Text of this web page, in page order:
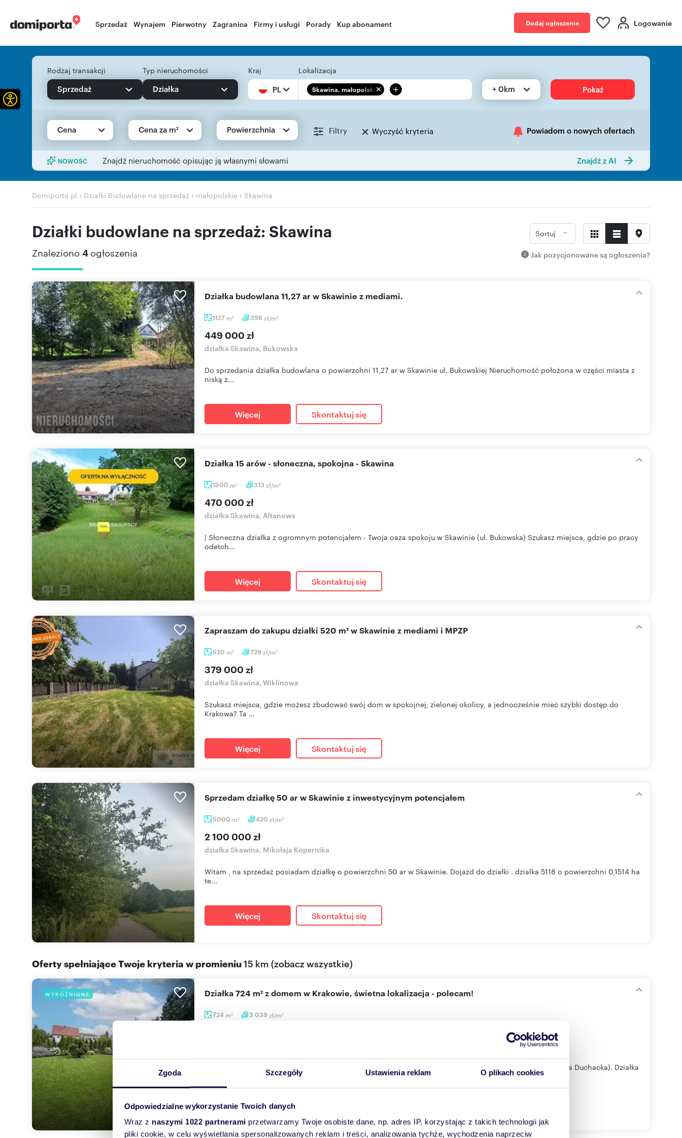
Zgoda Szczegóły Ustawienia reklam O plikach cookies
Odpowiedzialne wykorzystanie Twoich danych
Wraz z naszymi 1022 partnerami przetwarzamy Twoje osobiste dane, np. adres IP, korzystając z takich technologii jak
pliki cookie, w celu wyświetlania spersonalizowanych reklam i treści, analizowania tychże, wychodzenia naprzeciw
Sprzedaż Wynajem Pierwotny Zagranica Firmy i usługi Porady Kup abonament Dodaj ogłoszenie Logowanie
Rodzaj transakcji
Sprzedaż
Typ nieruchomości
Działka
Kraj
PL
Lokalizacja
Skawina, małopolskie + + 0km Pokaż
Cena Cena za m² Powierzchnia Filtry Wyczyść kryteria Powiadom o nowych ofertach
NOWOŚĆ Znajdź nieruchomość opisując ją własnymi słowami Znajdź z AI
Domiporta.pl › Działki Budowlane na sprzedaż › małopolskie › Skawina
Działki budowlane na sprzedaż: Skawina
Znaleziono 4 ogłoszenia
Sortuj
Jak pozycjonowane są ogłoszenia?
1127 m2 398 zł/m2
Działka budowlana 11,27 ar w Skawinie z mediami.
449 000 zł
działka Skawina, Bukowska
Do sprzedania działka budowlana o powierzchni 11,27 ar w Skawinie ul. Bukowskiej Nieruchomość położona w części miasta z
niską z...
Więcej Skontaktuj się
1500 m2 313 zł/m2
Działka 15 arów - słoneczna, spokojna - Skawina
470 000 zł
działka Skawina, Altanowa
| Słoneczna działka z ogromnym potencjałem - Twoja oaza spokoju w Skawinie (ul. Bukowska) Szukasz miejsca, gdzie po pracy
odetch...
Więcej Skontaktuj się
520 m2 729zł/m2
Zapraszam do zakupu działki 520 m² w Skawinie z mediami i MPZP
379 000 zł
działka Skawina, Wiklinowa
Szukasz miejsca, gdzie możesz zbudować swój dom w spokojnej, zielonej okolicy, a jednocześnie mieć szybki dostęp do
Krakowa? Ta ...
Więcej Skontaktuj się
5000 m2 420 zł/m2
Sprzedam działkę 50 ar w Skawinie z inwestycyjnym potencjałem
2 100 000 zł
działka Skawina, Mikołaja Kopernika
Witam , na sprzedaż posiadam działkę o powierzchni 50 ar w Skawinie. Dojazd do działki . dzialka 5118 o powierzchni 0,1514 ha
te...
Więcej Skontaktuj się
Oferty spełniające Twoje kryteria w promieniu15 km (zobacz wszystkie)
WYRÓŻNIONE
724 m2 3 039zł/m2
Działka 724 m² z domem w Krakowie, świetna lokalizacja - polecam!
Biuro nieruchomości DKB INVEST oferuje na sprzedaż 7 arową działkę przy ul.Dobczyckiej w Krakowie (Wola Duchacka). Działka
Więcej
Otwórz pasek narzędzi